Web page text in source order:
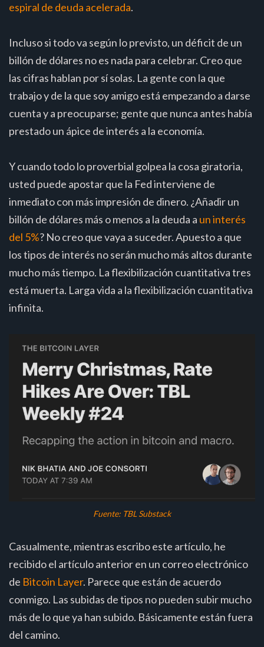
espiral de deuda acelerada.
Incluso si todo va según lo previsto, un déficit de un
billón de dólares no es nada para celebrar. Creo que
las cifras hablan por sí solas. La gente con la que
trabajo y de la que soy amigo está empezando a darse
cuenta y a preocuparse; gente que nunca antes había
prestado un ápice de interés a la economía.
Y cuando todo lo proverbial golpea la cosa giratoria,
usted puede apostar que la Fed interviene de
inmediato con más impresión de dinero. ¿Añadir un
billón de dólares más o menos a la deuda a un interés
del 5%? No creo que vaya a suceder. Apuesto a que
los tipos de interés no serán mucho más altos durante
mucho más tiempo. La flexibilización cuantitativa tres
está muerta. Larga vida a la flexibilización cuantitativa
infinita.
Fuente: TBL Substack
Casualmente, mientras escribo este artículo, he
recibido el artículo anterior en un correo electrónico
de Bitcoin Layer. Parece que están de acuerdo
conmigo. Las subidas de tipos no pueden subir mucho
más de lo que ya han subido. Básicamente están fuera
del camino.